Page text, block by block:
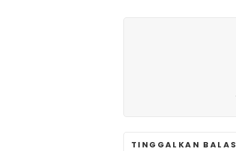
TINGGALKAN